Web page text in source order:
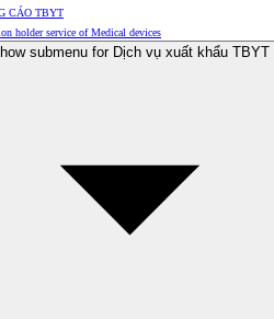
CÁO TBYT
holder service of Medical devices
submenu for Dịch vụ xuất khẩu TBYT